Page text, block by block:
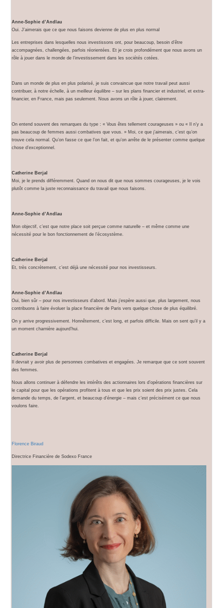
Anne-Sophie d’Andlau
Oui. J’aimerais que ce que nous faisons devienne de plus en plus normal
Les entreprises dans lesquelles nous investissons ont, pour beaucoup, besoin d’être
accompagnées, challengées, parfois réorientées. Et je crois profondément que nous avons un
rôle à jouer dans le monde de l’investissement dans les sociétés cotées.
Dans un monde de plus en plus polarisé, je suis convaincue que notre travail peut aussi
contribuer, à notre échelle, à un meilleur équilibre – sur les plans financier et industriel, et extra-
financier, en France, mais pas seulement. Nous avons un rôle à jouer, clairement.
On entend souvent des remarques du type : « Vous êtes tellement courageuses » ou « Il n’y a
pas beaucoup de femmes aussi combatives que vous. » Moi, ce que j’aimerais, c’est qu’on
trouve cela normal. Qu’on fasse ce que l’on fait, et qu’on arrête de le présenter comme quelque
chose d’exceptionnel.
Catherine Berjal
Moi, je le prends différemment. Quand on nous dit que nous sommes courageuses, je le vois
plutôt comme la juste reconnaissance du travail que nous faisons.
Anne-Sophie d’Andlau
Mon objectif, c’est que notre place soit perçue comme naturelle – et même comme une
nécessité pour le bon fonctionnement de l’écosystème.
Catherine Berjal
Et, très concrètement, c’est déjà une nécessité pour nos investisseurs.
Anne-Sophie d’Andlau
Oui, bien sûr – pour nos investisseurs d’abord. Mais j’espère aussi que, plus largement, nous
contribuons à faire évoluer la place financière de Paris vers quelque chose de plus équilibré.
On y arrive progressivement. Honnêtement, c’est long, et parfois difficile. Mais on sent qu’il y a
un moment charnière aujourd’hui.
Catherine Berjal
Il devrait y avoir plus de personnes combatives et engagées. Je remarque que ce sont souvent
des femmes.
Nous allons continuer à défendre les intérêts des actionnaires lors d’opérations financières sur
le capital pour que les opérations profitent à tous et que les prix soient des prix justes. Cela
demande du temps, de l’argent, et beaucoup d’énergie – mais c’est précisément ce que nous
voulons faire.
Florence Biraud
Directrice Financière de Sodexo France